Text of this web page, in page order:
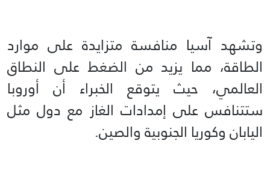
وتشهد آسيا منافسة متزايدة على موارد
الطاقة، مما يزيد من الضغط على النطاق
العالمي، حيث يتوقع الخبراء أن أوروبا
ستتنافس على إمدادات الغاز مع دول مثل
اليابان وكوريا الجنوبية والصين.